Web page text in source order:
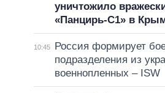
уничтожило
«Панцирь-С1» в
10:45
Россия формирует
подразделения из
военнопленных – ISW